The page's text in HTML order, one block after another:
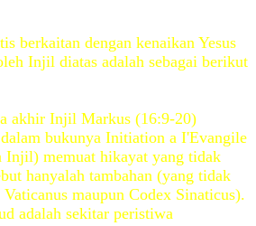
berkaitan dengan kenaikan Yesus
Injil diatas adalah sebagai berikut
akhir Injil Markus (16:9-20)
bukunya Initiation a I'Evangile
Injil) memuat hikayat yang tidak
hanyalah tambahan (yang tidak
maupun Codex Sinaticus).
adalah sekitar peristiwa